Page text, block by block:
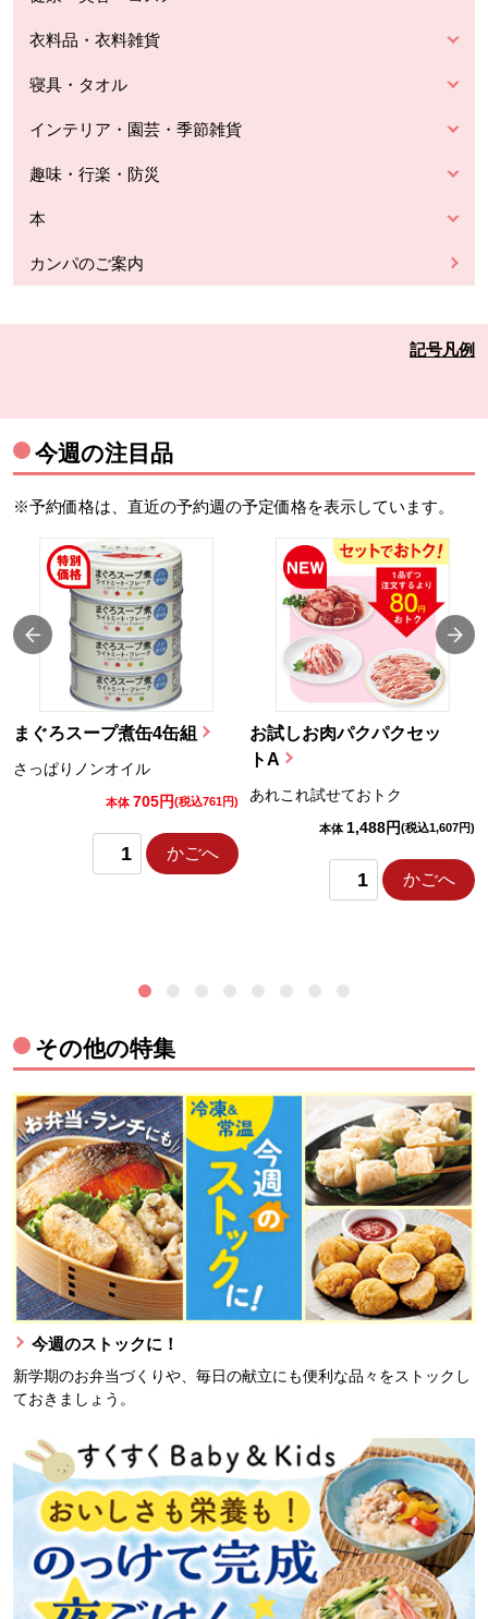
衣料品・衣料雑貨
寝具・タオル
インテリア・園芸・季節雑貨
趣味・行楽・防災
本
カンパのご案内
記号凡例
今週の注目品
※予約価格は、直近の予約週の予定価格を表示しています。
まぐろスープ煮缶4缶組
さっぱりノンオイル
本体 705円(税込761円)
かごへ
お試しお肉パクパクセッ
トA
あれこれ試せておトク
本体 1,488円(税込1,607円)
かごへ
その他の特集
今週のストックに！
新学期のお弁当づくりや、毎日の献立にも便利な品々をストックし
ておきましょう。